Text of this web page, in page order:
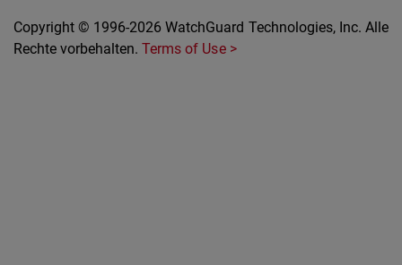
Copyright © 1996-2026 WatchGuard Technologies, Inc. Alle
Rechte vorbehalten.Terms of Use >